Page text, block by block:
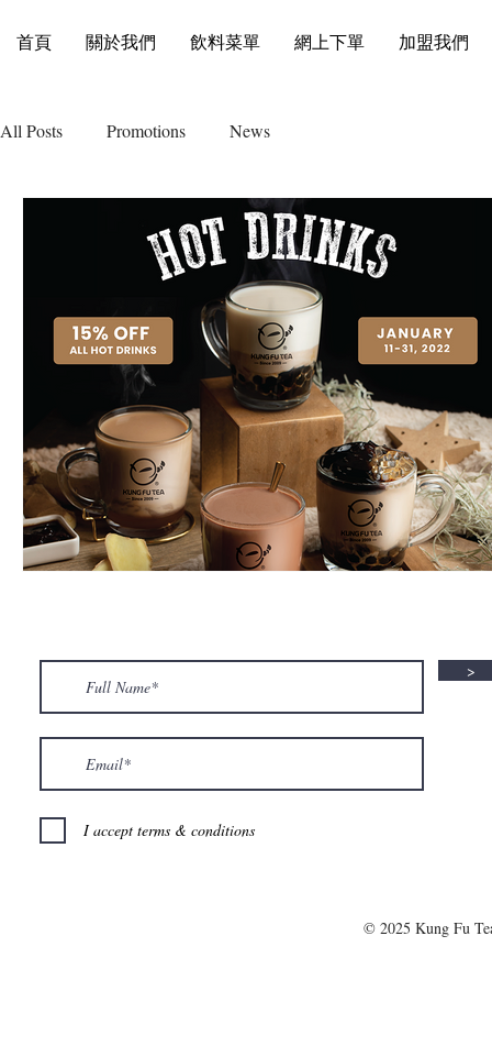
首頁 關於我們 飲料菜單 網上下單 加盟我們
All Posts Promotions News
>
I accept terms & conditions
© 2025 Kung Fu